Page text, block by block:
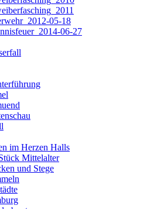
05-18
06-27
im Herzen Halls
Mittelalter
und Stege